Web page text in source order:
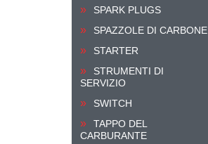
SPARK PLUGS
SPAZZOLE DI CARBONE
STARTER
STRUMENTI DI
SERVIZIO
SWITCH
TAPPO DEL
CARBURANTE